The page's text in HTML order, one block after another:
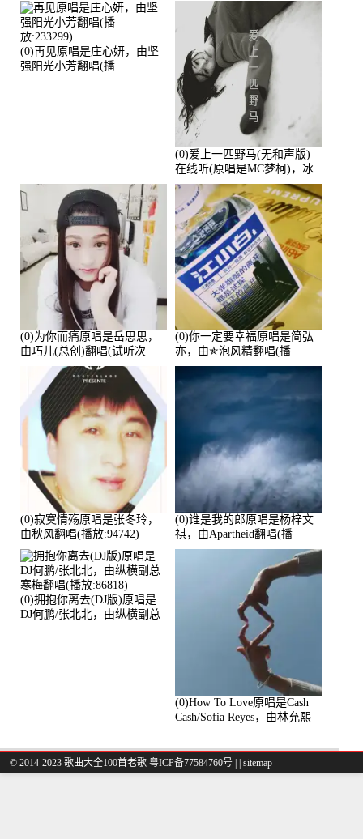
(0)再见原唱是庄心妍，由坚
强阳光小芳翻唱(播
(0)爱上一匹野马(无和声版)
在线听(原唱是MC梦柯)，冰
鑫Asce演唱点播:178815次
(0)为你而痛原唱是岳思思，
由巧儿(总创)翻唱(试听次
数:108697)
(0)你一定要幸福原唱是简弘
亦，由✯泡风精翻唱(播
放:102381)
(0)寂寞情殇原唱是张冬玲，
由秋风翻唱(播放:94742)
(0)谁是我的郎原唱是杨梓文
祺，由Apartheid翻唱(播
放:94178)
(0)拥抱你离去(DJ版)原唱是
DJ何鹏/张北北，由纵横副总
(0)How To Love原唱是Cash
Cash/Sofia Reyes，由林允熙
© 2014-2023 歌曲大全100首老歌 粤ICP备77584760号 sitemap